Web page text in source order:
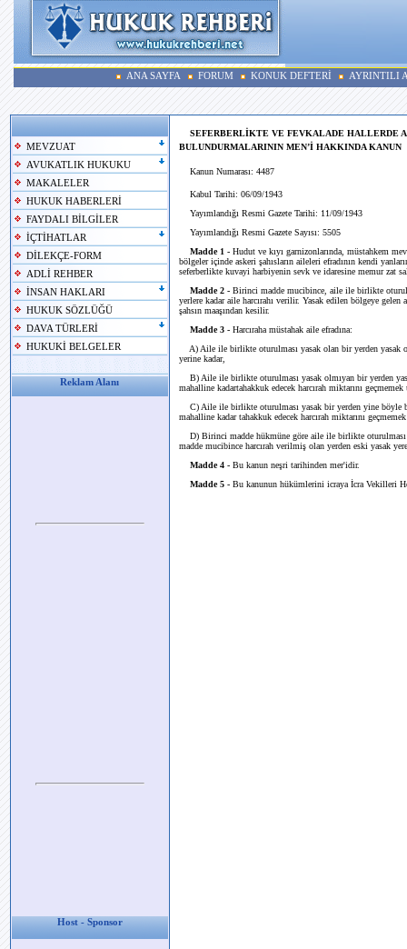
ANA SAYFA FORUM KONUK DEFTERİ AYRINTILI
MEVZUAT
AVUKATLIK HUKUKU
MAKALELER
HUKUK HABERLERİ
FAYDALI BİLGİLER
İÇTİHATLAR
DİLEKÇE-FORM
ADLİ REHBER
İNSAN HAKLARI
HUKUK SÖZLÜĞÜ
DAVA TÜRLERİ
HUKUKİ BELGELER
Reklam Alanı
Host - Sponsor
SEFERBERLİKTE VE FEVKALADE HALLERDE
BULUNDURMALARININ MEN’İ HAKKINDA KANUN
Kanun Numarası: 4487
Kabul Tarihi: 06/09/1943
Yayımlandığı Resmi Gazete Tarihi: 11/09/1943
Yayımlandığı Resmi Gazete Sayısı: 5505
Madde 1 - Hudut ve kıyı garnizonlarında, müstahkem
bölgeler içinde askeri şahısların aileleri efradının kendi
seferberlikte kuvayi harbiyenin sevk ve idaresine memur zat
Madde 2 - Birinci madde mucibince, aile ile birlikte
yerlere kadar aile harcırahı verilir. Yasak edilen bölgeye gelen
şahsın maaşından kesilir.
Madde 3 - Harcıraha müstahak aile efradına:
A) Aile ile birlikte oturulması yasak olan bir yerden yasak
yerine kadar,
B) Aile ile birlikte oturulması yasak olmıyan bir yerden
mahalline kadartahakkuk edecek harcırah miktarını
C) Aile ile birlikte oturulması yasak bir yerden yine böyle
mahalline kadar tahakkuk edecek harcırah miktarını
D) Birinci madde hükmüne göre aile ile birlikte oturulması
madde mucibince harcırah verilmiş olan yerden eski yasak
Madde 4 - Bu kanun neşri tarihinden mer'idir.
Madde 5 - Bu kanunun hükümlerini icraya İcra Vekilleri